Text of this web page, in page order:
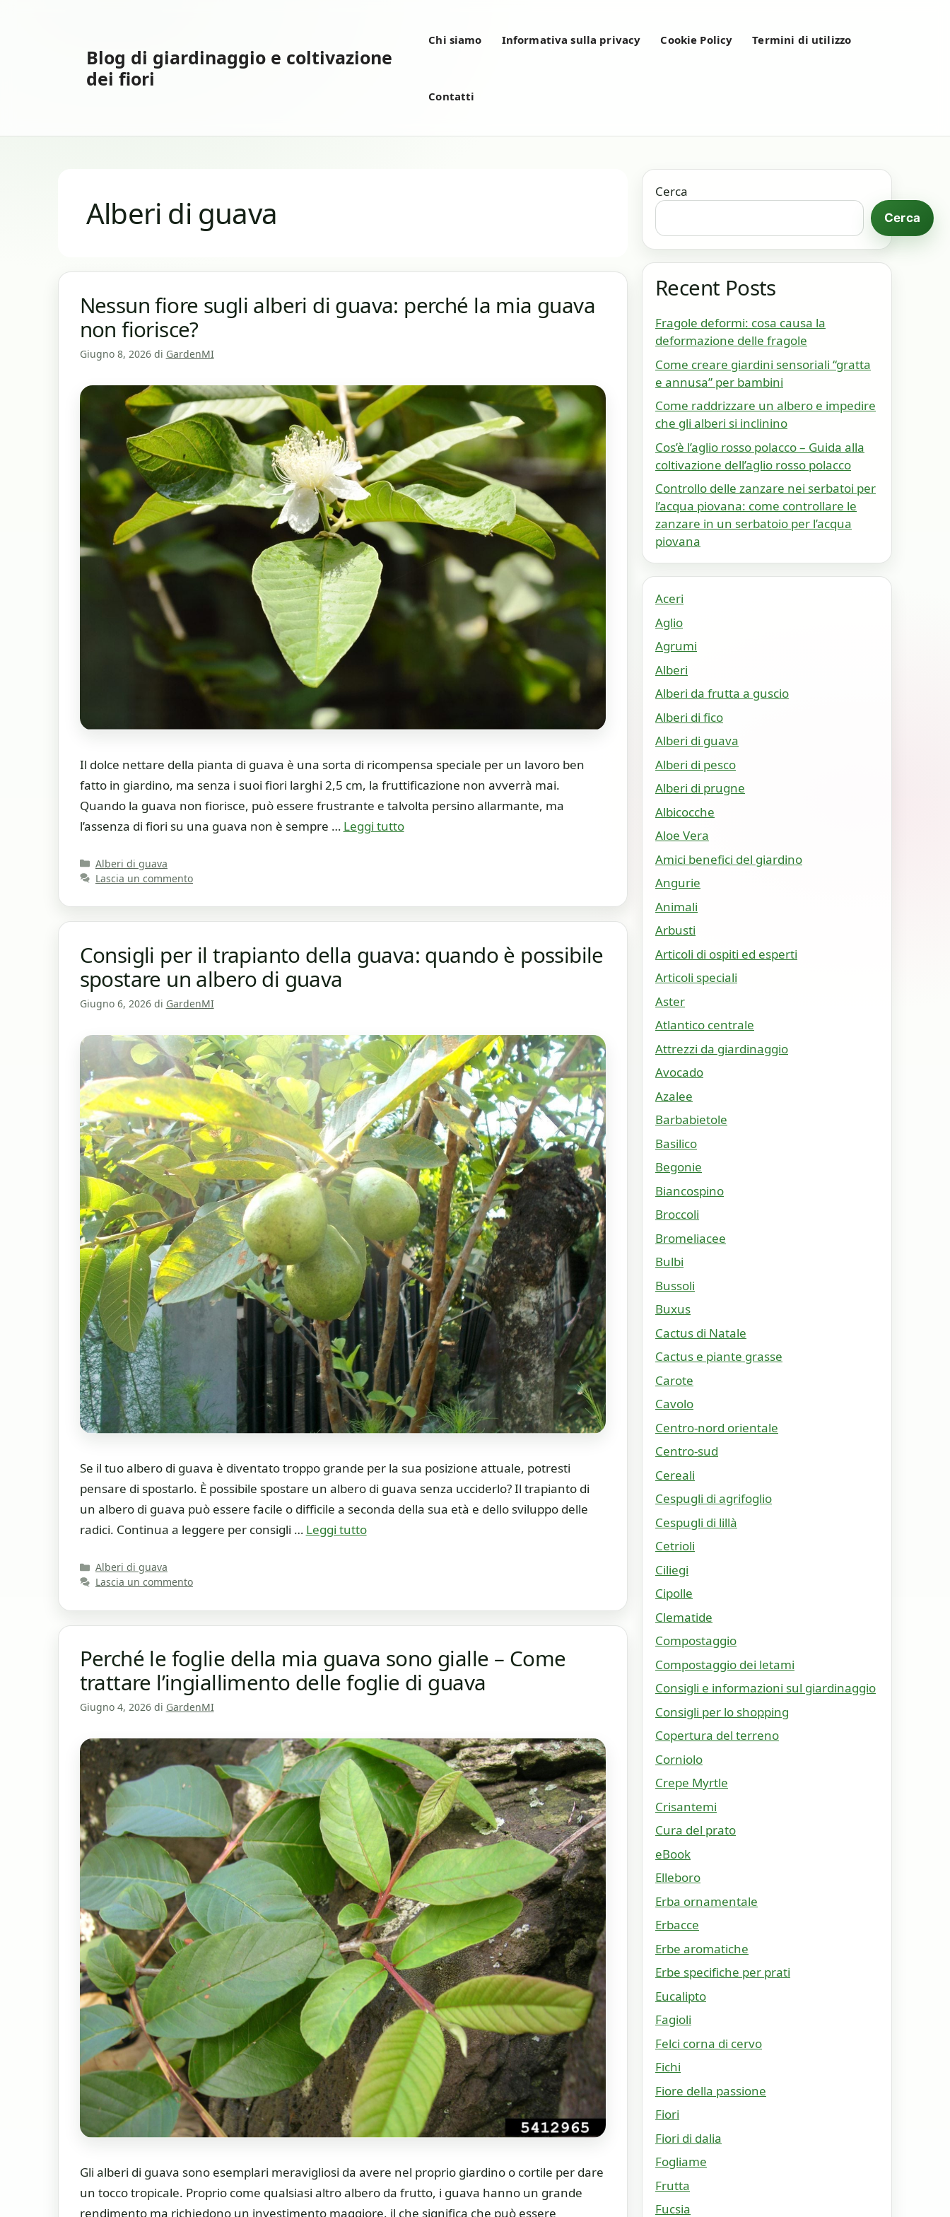
Blog di giardinaggio e coltivazione
dei fiori
Chi siamo Informativa sulla privacy Cookie Policy Termini di utilizzo
Contatti
Alberi di guava
Nessun fiore sugli alberi di guava: perché la mia guava
non fiorisce?
Giugno 8, 2026 di GardenMI
Il dolce nettare della pianta di guava è una sorta di ricompensa speciale per un lavoro ben
fatto in giardino, ma senza i suoi fiori larghi 2,5 cm, la fruttificazione non avverrà mai.
Quando la guava non fiorisce, può essere frustrante e talvolta persino allarmante, ma
l’assenza di fiori su una guava non è sempre … Leggi tutto
Categorie
Alberi di guava
Lascia un commento
Consigli per il trapianto della guava: quando è possibile
spostare un albero di guava
Giugno 6, 2026 di GardenMI
Se il tuo albero di guava è diventato troppo grande per la sua posizione attuale, potresti
pensare di spostarlo. È possibile spostare un albero di guava senza ucciderlo? Il trapianto di
un albero di guava può essere facile o difficile a seconda della sua età e dello sviluppo delle
radici. Continua a leggere per consigli … Leggi tutto
Categorie
Alberi di guava
Lascia un commento
Perché le foglie della mia guava sono gialle – Come
trattare l’ingiallimento delle foglie di guava
Giugno 4, 2026 di GardenMI
Gli alberi di guava sono esemplari meravigliosi da avere nel proprio giardino o cortile per dare
un tocco tropicale. Proprio come qualsiasi altro albero da frutto, i guava hanno un grande
rendimento ma richiedono un investimento maggiore, il che significa che può essere
Cerca
Cerca
Recent Posts
Fragole deformi: cosa causa la
deformazione delle fragole
Come creare giardini sensoriali “gratta
e annusa” per bambini
Come raddrizzare un albero e impedire
che gli alberi si inclinino
Cos’è l’aglio rosso polacco – Guida alla
coltivazione dell’aglio rosso polacco
Controllo delle zanzare nei serbatoi per
l’acqua piovana: come controllare le
zanzare in un serbatoio per l’acqua
piovana
Aceri
Aglio
Agrumi
Alberi
Alberi da frutta a guscio
Alberi di fico
Alberi di guava
Alberi di pesco
Alberi di prugne
Albicocche
Aloe Vera
Amici benefici del giardino
Angurie
Animali
Arbusti
Articoli di ospiti ed esperti
Articoli speciali
Aster
Atlantico centrale
Attrezzi da giardinaggio
Avocado
Azalee
Barbabietole
Basilico
Begonie
Biancospino
Broccoli
Bromeliacee
Bulbi
Bussoli
Buxus
Cactus di Natale
Cactus e piante grasse
Carote
Cavolo
Centro-nord orientale
Centro-sud
Cereali
Cespugli di agrifoglio
Cespugli di lillà
Cetrioli
Ciliegi
Cipolle
Clematide
Compostaggio
Compostaggio dei letami
Consigli e informazioni sul giardinaggio
Consigli per lo shopping
Copertura del terreno
Corniolo
Crepe Myrtle
Crisantemi
Cura del prato
eBook
Elleboro
Erba ornamentale
Erbacce
Erbe aromatiche
Erbe specifiche per prati
Eucalipto
Fagioli
Felci corna di cervo
Fichi
Fiore della passione
Fiori
Fiori di dalia
Fogliame
Frutta
Fucsia